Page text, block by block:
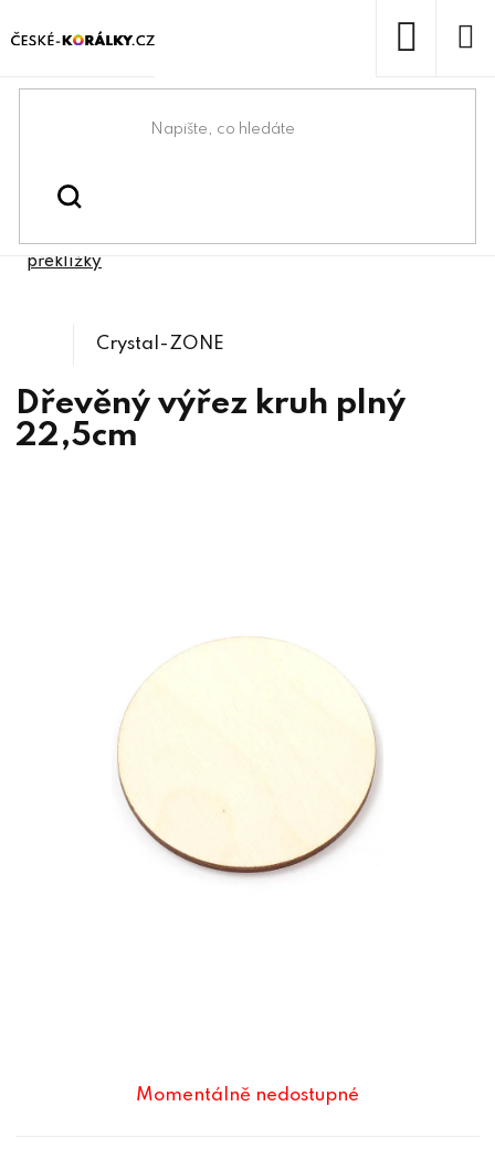
na
Domů
Kreativní tvoření
Dekorační základy k dotvoření /
překližky
Momentálně nedostupné
Dřevěný výřez kruh plný
22,5cm
Crystal-ZONE